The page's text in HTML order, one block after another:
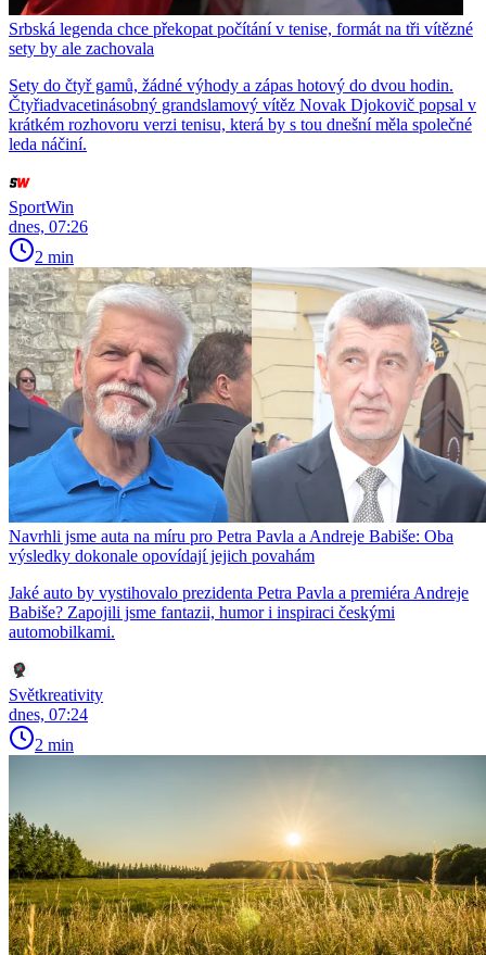
Srbská legenda chce překopat počítání v tenise, formát na tři vítězné
sety by ale zachovala
Sety do čtyř gamů, žádné výhody a zápas hotový do dvou hodin.
Čtyřiadvacetinásobný grandslamový vítěz Novak Djokovič popsal v
krátkém rozhovoru verzi tenisu, která by s tou dnešní měla společné
leda náčiní.
SportWin
dnes, 07:26
2 min
Navrhli jsme auta na míru pro Petra Pavla a Andreje Babiše: Oba
výsledky dokonale opovídají jejich povahám
Jaké auto by vystihovalo prezidenta Petra Pavla a premiéra Andreje
Babiše? Zapojili jsme fantazii, humor i inspiraci českými
automobilkami.
Světkreativity
dnes, 07:24
2 min